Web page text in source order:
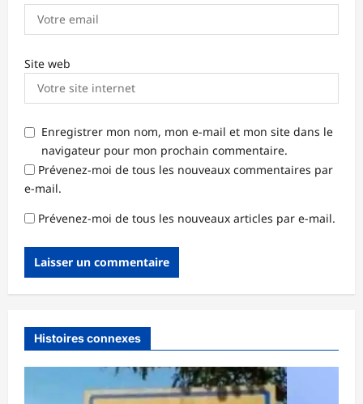
Site web
Enregistrer mon nom, mon e-mail et mon site dans le
navigateur pour mon prochain commentaire.
Prévenez-moi de tous les nouveaux commentaires par
e-mail.
Prévenez-moi de tous les nouveaux articles par e-mail.
Histoires connexes